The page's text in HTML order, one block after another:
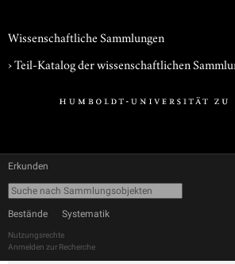
Wissenschaftliche Sammlungen
› Teil-Katalog der wissenschaftlichen
Erkunden
Bestände Systematik
Nutzungsrechte
Anmelden zur Recherche